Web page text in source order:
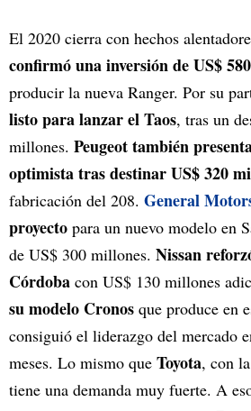
El 2020 cierra con hechos
confirmó una inversión de US$
producir la nueva Ranger. Por su
listo para lanzar el Taos, tras un
millones. Peugeot también
optimista tras destinar US$ 320
fabricación del 208. General
proyecto para un nuevo modelo en
de US$ 300 millones. Nissan
Córdoba con US$ 130 millones
su modelo Cronos que produce en
consiguió el liderazgo del mercado
meses. Lo mismo que Toyota, con
tiene una demanda muy fuerte. A